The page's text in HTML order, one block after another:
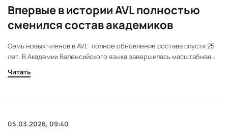
Впервые в истории AVL полностью
сменился состав академиков
Семь новых членов в AVL: полное обновление состава спустя 25
лет. В Академии Валенсийского языка завершилась масштабная
ротация. Семь новых специалистов займут места основателей.
Это решение меняет баланс сил и влияет на будущее языковой
Читать
05.03.2026, 09:40